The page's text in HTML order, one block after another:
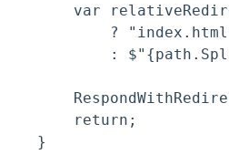
var
?
:
        return;
    }